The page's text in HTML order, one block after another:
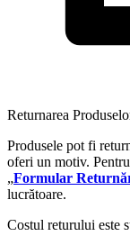
Returnarea
Produsele pot fi
oferi un motiv.
„Formular
lucrătoare.
Costul returului este